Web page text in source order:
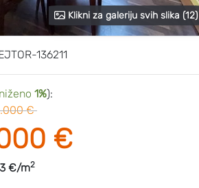
Klikni za galeriju svih slika (12)
136211
1%):
€
€
€/m2